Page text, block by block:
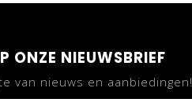
ONZE NIEUWSBRIEF
van nieuws en aanbiedingen!